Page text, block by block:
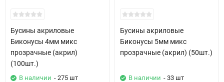
Бусины акриловые
Биконусы 4мм микс
прозрачные (акрил)
(100шт.)
В наличии - 275 шт
Бусины акриловые
Биконусы 5мм микс
прозрачные (акрил) (50шт.)
В наличии - 33 шт